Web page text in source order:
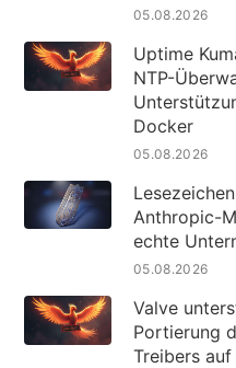
05.08.2026
Uptime
NTP-
Docker
05.08.2026
Anthropic-
echte
05.08.2026
Valve
Portierung
Treibers